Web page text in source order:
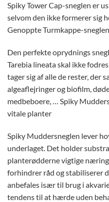
Spiky Tower Cap-sneglen er
selvom den ikke formerer sig
Genoppte Turmkappe-
Den perfekte oprydnings
Tarebia lineata skal ikke
tager sig af alle de rester, der
algeaflejringer og biofilm,
medbeboere, … Spiky
vitale planter
Spiky Muddersneglen lever
underlaget. Det holder
planterødderne vigtige
forhindrer råd og stabiliserer
anbefales især til brug i
tendens til at hærde uden